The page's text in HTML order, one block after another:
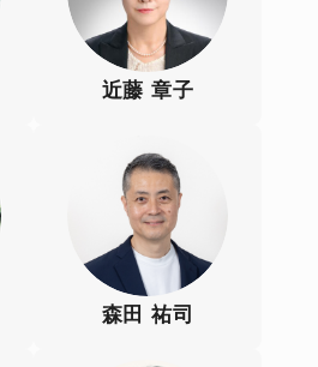
近藤 章子
森田 祐司